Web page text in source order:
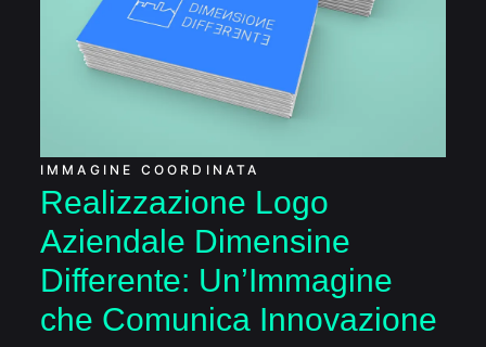
Un’Immagine che
Comunica
Innovazione
IMMAGINE COORDINATA
Realizzazione Logo
Aziendale Dimensine
Differente: Un’Immagine
che Comunica Innovazione